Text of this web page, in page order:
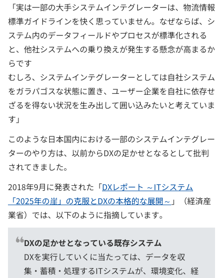
「実は一部の大手システムインテグレーターは、物流情報
標準ガイドラインを快く思っていません。なぜならば、シ
ステム内のデータフィールドやプロセスが標準化される
と、他社システムへの乗り換えが発生する懸念が高まるか
らです
むしろ、システムインテグレーターとしては自社システム
をガラパゴスな状態に置き、ユーザー企業を自社に依存せ
ざるを得ない状況を生み出して囲い込みたいと考えていま
す」
このような日本国内における一部のシステムインテグレー
ターのやり方は、以前からDXの足かせとなるとして批判
されてきました。
2018年9月に発表された「DXレポート ～ITシステム
「2025年の崖」の克服とDXの本格的な展開～ 」（経済産
業省）では、以下のように指摘しています。
DXの足かせとなっている既存システム
DXを実行していくに当たっては、データを収
集・蓄積・処理するITシステムが、環境変化、経